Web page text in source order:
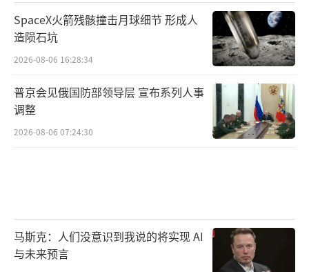
SpaceX火箭残骸撞击月球细节 形成人
造陨石坑
2026-08-06 16:28:34
普京会见俄国防部领导层 宣布系列人事
调整
2026-08-06 07:24:30
马斯克：人们没意识到我说的将实现 AI
与未来预言